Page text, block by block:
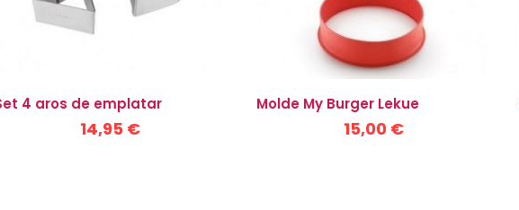
4 aros de emplatar
14,95 €
Molde My Burger Lekue
15,00 €